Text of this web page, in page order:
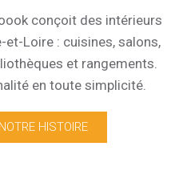
conçoit des intérieurs
et-Loire: cuisines, salons,
et rangements.
en toute simplicité.
HISTOIRE